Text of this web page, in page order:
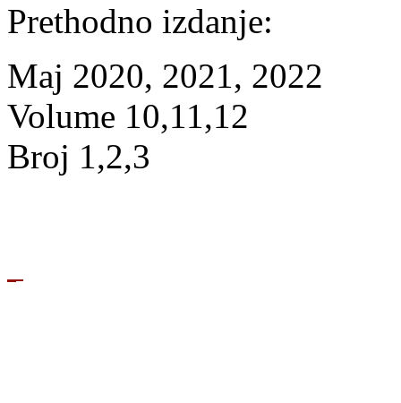
Prethodno izdanje:
Maj 2020, 2021, 2022
Volume 10,11,12
Broj 1,2,3